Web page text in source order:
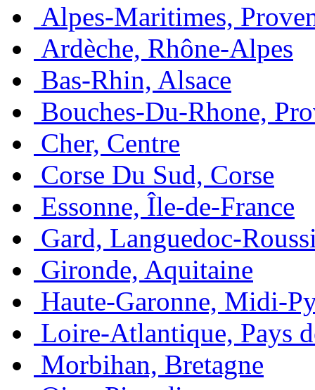
Alpes-Maritimes,
Ardèche, Rhône-Alpes
Bas-Rhin, Alsace
Bouches-Du-Rhone,
Cher, Centre
Corse Du Sud, Corse
Essonne, Île-de-France
Gard, Languedoc-
Gironde, Aquitaine
Haute-Garonne, Midi-
Loire-Atlantique, Pays
Morbihan, Bretagne